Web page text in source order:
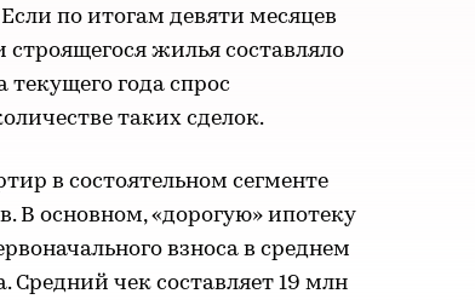
по итогам девяти месяцев
строящегося жилья составляло
года спрос
таких сделок.
в состоятельном сегменте
В основном, «дорогую» ипотеку
взноса в среднем
Средний чек составляет 19 млн